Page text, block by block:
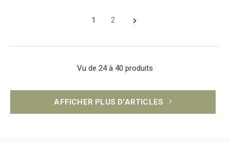
1 2
Vu de 24 à 40 produits
AFFICHER PLUS D'ARTICLES